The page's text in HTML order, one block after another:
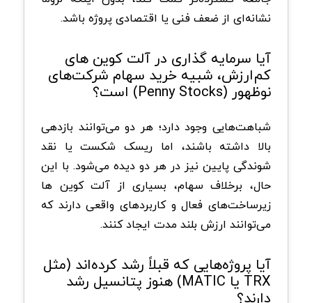
نشانه‌ای از ضعف فنی یا اقتصادی پروژه باشد.
آیا سرمایه گذاری در آلت کوین های
کم‌ارزش، شبیه خرید سهام شرکت‌های
نوظهور (Penny Stocks) است؟
شباهت‌هایی وجود دارد؛ هر دو می‌توانند بازدهی
بالا داشته باشند، اما ریسک شکست یا نقد
شوندگی پایین نیز در هر دو دیده می‌شود. با این
حال، برخلاف سهام، بسیاری از آلت کوین‌ ها
زیرساخت‌های فعال و کاربردهای واقعی دارند که
می‌توانند ارزش بلند مدت ایجاد کنند.
آیا پروژه‌هایی که قبلاً رشد کرده‌اند (مثل
TRX یا MATIC) هنوز پتانسیل رشد
دارند؟